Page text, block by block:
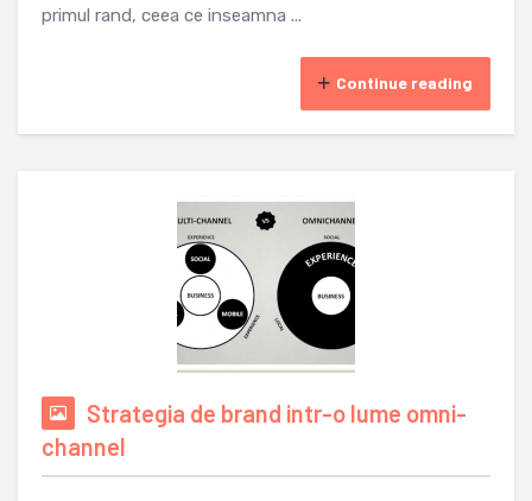
primul rand, ceea ce inseamna ...
Continue reading
Strategia de brand intr-o lume omni-
channel